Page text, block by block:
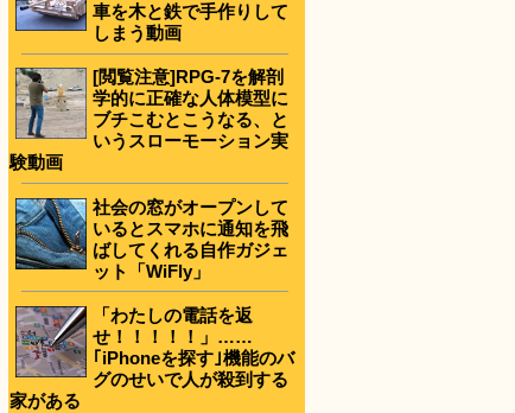
車を木と鉄で手作りして
しまう動画
[閲覧注意]RPG-7を解剖
学的に正確な人体模型に
ブチこむとこうなる、と
いうスローモーション実
験動画
社会の窓がオープンして
いるとスマホに通知を飛
ばしてくれる自作ガジェ
ット「WiFly」
「わたしの電話を返
せ！！！！！」……
｢iPhoneを探す｣機能のバ
グのせいで人が殺到する
家がある